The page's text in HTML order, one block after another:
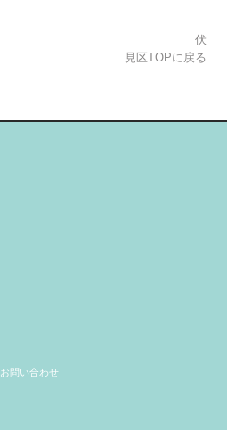
伏
見区TOPに戻る
お問い合わせ